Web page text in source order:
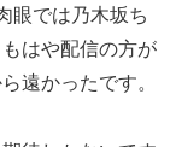
眼では乃木坂ち
はや配信の方が
遠かったです。